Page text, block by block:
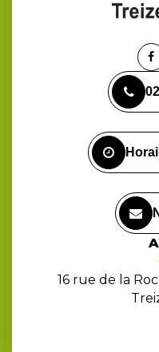
le
16 rue de la